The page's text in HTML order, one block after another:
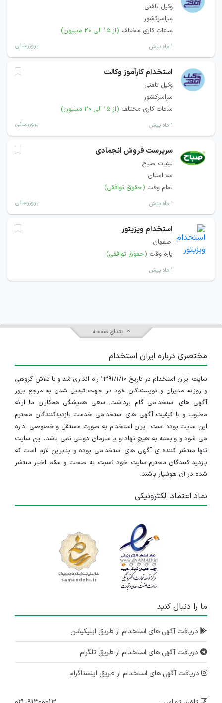
وکیل تلفنی
سراسرکشور
ساعات کاری مختلف (از ۱۵ الی ۲۰ میلیون)
۱ ماه پیش بروزرسانی
استخدام کارآموز وکالت
وکیل تلفنی
سراسرکشور
ساعات کاری مختلف (از ۱۵ الی ۲۰ میلیون)
۱ ماه پیش بروزرسانی
سرپرست فروش انجمادی
لبنیات صباح
سه استان
تمام وقت (حقوق توافقی)
۱ ماه پیش بروزرسانی
استخدام ویزیتور
اصفهان
پاره وقت (حقوق توافقی)
۱ ماه پیش
ابتدای صفحه
مختصری درباره ایران استخدام
سایت ایران استخدام در تاریخ ۱۳۹۱/۱/۱۰ راه اندازی شد و با تلاش گروهی
و روزانه مدیران و نویسندگان خود در جهت تبدیل شدن به مرجع بروز
آگهی های استخدامی گام برداشت. سعی همیشگی همکاران ما ارائه
مطلوب و با کیفیت آگهی های استخدامی خدمت بازدیدکنندگان محترم
این سایت بوده است. ایران استخدام به صورت مستقل و خصوصی اداره
می شود و وابسته به هیچ نهاد و یا سازمان دولتی نمی باشد، این سایت
تنها منتشر کننده ی آگهی های استخدامی بوده و بنابراین لازم است که
بازدید کنندگان محترم سایت خود نسبت به صحت و سقم اخبار منتشر
شده در آن هوشیار باشند.
نماد اعتماد الکترونیکی
ما را دنبال کنید
دریافت آگهی های استخدام از طریق اپلیکیشن
دریافت آگهی های استخدام از طریق تلگرام
دریافت آگهی های استخدام از طریق اینستاگرام